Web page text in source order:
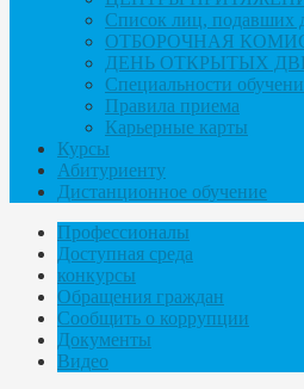
Список лиц, подавших
ОТБОРОЧНАЯ
ДЕНЬ ОТКРЫТЫХ
Специальности
Правила приема
Карьерные карты
Курсы
Абитуриенту
Дистанционное обучение
Профессионалы
Доступная среда
конкурсы
Обращения граждан
Сообщить о коррупции
Документы
Видео